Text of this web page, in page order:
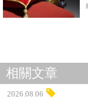
相關文章
2026.08.06